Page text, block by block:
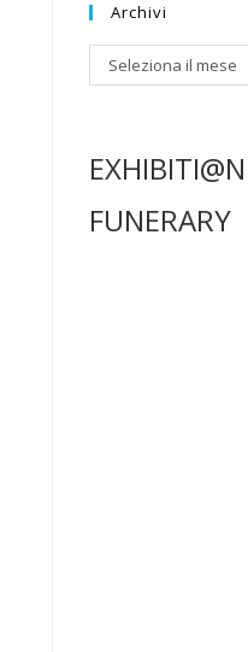
Archivi
Archivi
Seleziona il mese
FUNERARY